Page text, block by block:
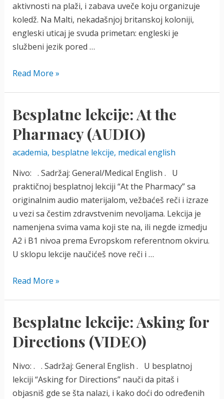
aktivnosti na plaži, i zabava uveče koju organizuje
koledž. Na Malti, nekadašnjoj britanskoj koloniji,
engleski uticaj je svuda primetan: engleski je
službeni jezik pored …
Letnji
jezika
za
tinejdžere
na
Malti
Read More »
Besplatne lekcije: At the
Pharmacy (AUDIO)
academia, besplatne lekcije, medical english
Nivo: . Sadržaj: General/Medical English . U
praktičnoj besplatnoj lekciji “At the Pharmacy” sa
originalnim audio materijalom, vežbaćeš reči i izraze
u vezi sa čestim zdravstvenim nevoljama. Lekcija je
namenjena svima vama koji ste na, ili negde izmedju
A2 i B1 nivoa prema Evropskom referentnom okviru.
U sklopu lekcije naučićeš nove reči i …
Besplatne
the
Pharmacy
(AUDIO)
Read More »
Besplatne lekcije: Asking for
Directions (VIDEO)
Nivo: . . Sadržaj: General English . U besplatnoj
lekciji “Asking for Directions” nauči da pitaš i
objasniš gde se šta nalazi, i kako doći do određenih